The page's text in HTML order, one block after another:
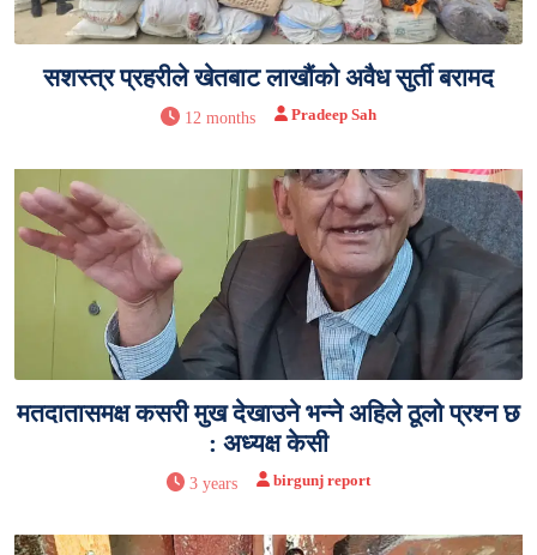
सशस्त्र प्रहरीले खेतबाट लाखौंको अवैध सुर्ती बरामद
12 months Pradeep Sah
मतदातासमक्ष कसरी मुख देखाउने भन्ने अहिले ठूलो प्रश्न छ
: अध्यक्ष केसी
3 years birgunj report